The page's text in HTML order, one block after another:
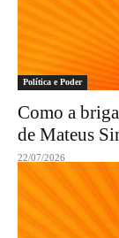
Política e Poder
Como a
de Mateus
22/07/2026